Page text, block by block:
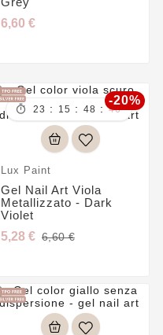
6,60 €
 23 : 15 : 48 : 45
Lux Paint
Gel Nail Art Viola
Metallizzato - Dark
Violet
5,28 €
-20%
6,60 €